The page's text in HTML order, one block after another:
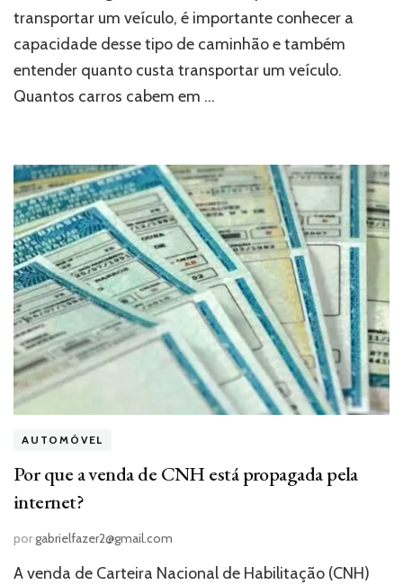
transportar um veículo, é importante conhecer a
capacidade desse tipo de caminhão e também
entender quanto custa transportar um veículo.
Quantos carros cabem em …
AUTOMÓVEL
Por que a venda de CNH está propagada pela
internet?
porgabrielfazer2@gmail.com
A venda de Carteira Nacional de Habilitação (CNH)